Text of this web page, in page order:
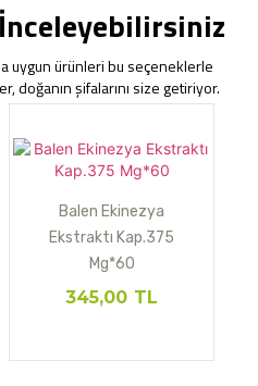
uygun ürünleri bu seçeneklerle
doğanın şifalarını size getiriyor.
Balen Ekinezya
Ekstraktı Kap.375
Mg*60
345,00TL